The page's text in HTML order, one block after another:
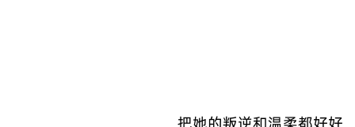
把她的叛逆和温柔都好好